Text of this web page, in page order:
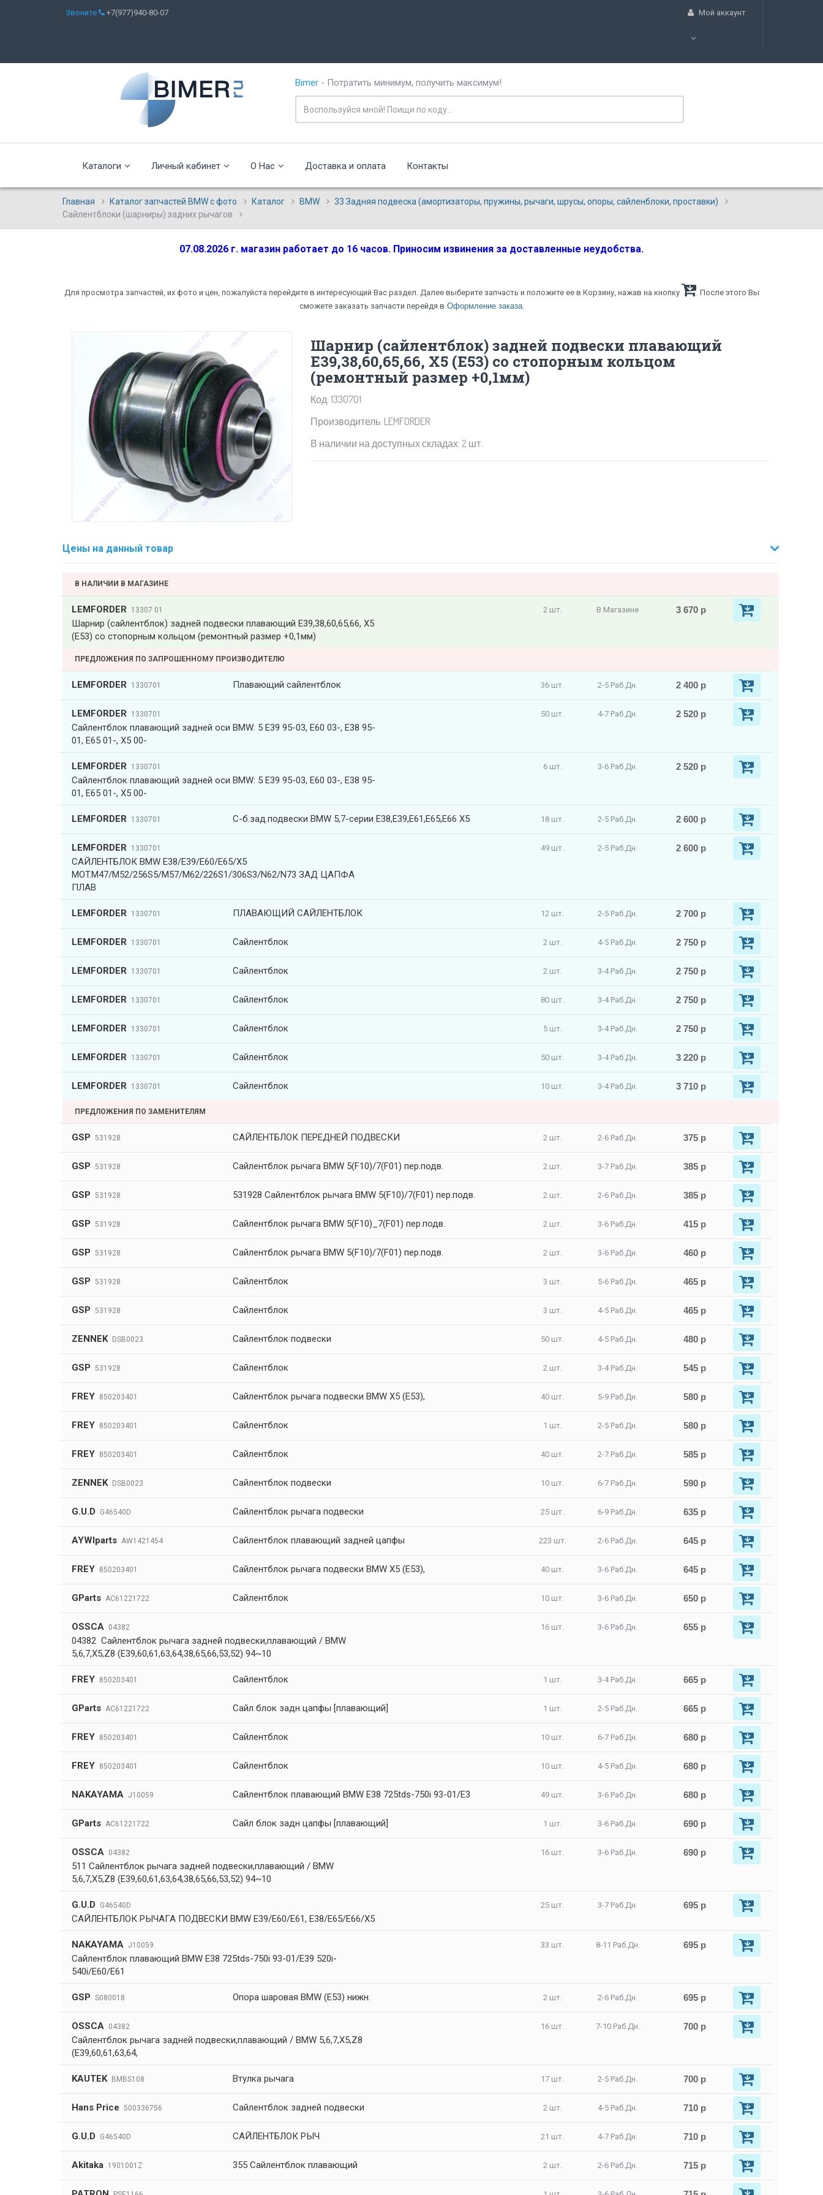
Звоните +7(977)940-80-07 Мой аккаунт
Bimer - Потратить минимум, получить максимум!
Каталоги Личный кабинет О Нас Доставка и оплата Контакты
Главная Каталог запчастей BMW с фото Каталог BMW
33 Задняя подвеска (амортизаторы, пружины, рычаги, шрусы, опоры, сайленблоки, проставки)
Сайлентблоки (шарниры) задних рычагов
07.08.2026 г. магазин работает до 16 часов. Приносим извинения за доставленные неудобства.
Для просмотра запчастей, их фото и цен, пожалуйста перейдите в интересующий Вас раздел. Далее выберите запчасть и положите ее в Корзину, нажав на кнопку
. После этого Вы
сможете заказать запчасти перейдя в Оформление заказа.
Шарнир (сайлентблок) задней подвески плавающий
Е39,38,60,65,66, X5 (E53) со стопорным кольцом
(ремонтный размер +0,1мм)
Код: 1330701
Производитель: LEMFORDER
В наличии на доступных складах: 2 шт.
Цены на данный товар
В НАЛИЧИИ В МАГАЗИНЕ
LEMFORDER 13307 01
Шарнир (сайлентблок) задней подвески плавающий Е39,38,60,65,66, X5
(E53) со стопорным кольцом (ремонтный размер +0,1мм)
2 шт. В Магазине 3 670 р
ПРЕДЛОЖЕНИЯ ПО ЗАПРОШЕННОМУ ПРОИЗВОДИТЕЛЮ
LEMFORDER 1330701 Плавающий сайлентблок 36 шт. 2-5 Раб.Дн. 2 400 р
LEMFORDER 1330701
Сайлентблок плавающий задней оси BMW: 5 E39 95-03, E60 03-, E38 95-
01, E65 01-, X5 00-
50 шт. 4-7 Раб.Дн. 2 520 р
LEMFORDER 1330701
Сайлентблок плавающий задней оси BMW: 5 E39 95-03, E60 03-, E38 95-
01, E65 01-, X5 00-
6 шт. 3-6 Раб.Дн. 2 520 р
LEMFORDER 1330701 С-б.зад.подвески BMW 5,7-серии E38,E39,E61,E65,E66 X5 18 шт. 2-5 Раб.Дн. 2 600 р
LEMFORDER 1330701
САЙЛЕНТБЛОК BMW E38/E39/E60/E65/X5
MOT.M47/M52/256S5/M57/M62/226S1/306S3/N62/N73 ЗАД ЦАПФА
ПЛАВ
49 шт. 2-5 Раб.Дн. 2 600 р
LEMFORDER 1330701 ПЛАВАЮЩИЙ САЙЛЕНТБЛОК 12 шт. 2-5 Раб.Дн. 2 700 р
LEMFORDER 1330701 Сайлентблок 2 шт. 4-5 Раб.Дн. 2 750 р
LEMFORDER 1330701 Сайлентблок 2 шт. 3-4 Раб.Дн. 2 750 р
LEMFORDER 1330701 Сайлентблок 80 шт. 3-4 Раб.Дн. 2 750 р
LEMFORDER 1330701 Сайлентблок 5 шт. 3-4 Раб.Дн. 2 750 р
LEMFORDER 1330701 Сайлентблок 50 шт. 3-4 Раб.Дн. 3 220 р
LEMFORDER 1330701 Сайлентблок 10 шт. 3-4 Раб.Дн. 3 710 р
ПРЕДЛОЖЕНИЯ ПО ЗАМЕНИТЕЛЯМ
GSP 531928 САЙЛЕНТБЛОК ПЕРЕДНЕЙ ПОДВЕСКИ 2 шт. 2-6 Раб.Дн. 375 р
GSP 531928 Сайлентблок рычага BMW 5(F10)/7(F01) пер.подв. 2 шт. 3-7 Раб.Дн. 385 р
GSP 531928 531928 Сайлентблок рычага BMW 5(F10)/7(F01) пер.подв. 2 шт. 2-6 Раб.Дн. 385 р
GSP 531928 Сайлентблок рычага BMW 5(F10)_7(F01) пер.подв. 2 шт. 3-6 Раб.Дн. 415 р
GSP 531928 Сайлентблок рычага BMW 5(F10)/7(F01) пер.подв. 2 шт. 3-6 Раб.Дн. 460 р
GSP 531928 Сайлентблок 3 шт. 5-6 Раб.Дн. 465 р
GSP 531928 Сайлентблок 3 шт. 4-5 Раб.Дн. 465 р
ZENNEK DSB0023 Сайлентблок подвески 50 шт. 4-5 Раб.Дн. 480 р
GSP 531928 Сайлентблок 2 шт. 3-4 Раб.Дн. 545 р
FREY 850203401 Сайлентблок рычага подвески BMW X5 (E53), 40 шт. 5-9 Раб.Дн. 580 р
FREY 850203401 Сайлентблок 1 шт. 2-5 Раб.Дн. 580 р
FREY 850203401 Сайлентблок 40 шт. 2-7 Раб.Дн. 585 р
ZENNEK DSB0023 Сайлентблок подвески 10 шт. 6-7 Раб.Дн. 590 р
G.U.D G46540D Сайлентблок рычага подвески 25 шт. 6-9 Раб.Дн. 635 р
AYWIparts AW1421454 Сайлентблок плавающий задней цапфы 223 шт. 2-6 Раб.Дн. 645 р
FREY 850203401 Сайлентблок рычага подвески BMW X5 (E53), 40 шт. 3-6 Раб.Дн. 645 р
GParts AC61221722 Сайлентблок 10 шт. 3-6 Раб.Дн. 650 р
OSSCA 04382
04382 Сайлентблок рычага задней подвески,плавающий / BMW
5,6,7,X5,Z8 (E39,60,61,63,64,38,65,66,53,52) 94~10
16 шт. 3-6 Раб.Дн. 655 р
FREY 850203401 Сайлентблок 1 шт. 3-4 Раб.Дн. 665 р
GParts AC61221722 Сайл блок задн цапфы [плавающий] 1 шт. 2-5 Раб.Дн. 665 р
FREY 850203401 Сайлентблок 10 шт. 6-7 Раб.Дн. 680 р
FREY 850203401 Сайлентблок 10 шт. 4-5 Раб.Дн. 680 р
NAKAYAMA J10059 Сайлентблок плавающий BMW E38 725tds-750i 93-01/E3 49 шт. 3-6 Раб.Дн. 680 р
GParts AC61221722 Сайл блок задн цапфы [плавающий] 1 шт. 3-6 Раб.Дн. 690 р
OSSCA 04382
511 Сайлентблок рычага задней подвески,плавающий / BMW
5,6,7,X5,Z8 (E39,60,61,63,64,38,65,66,53,52) 94~10
16 шт. 3-6 Раб.Дн. 690 р
G.U.D G46540D
САЙЛЕНТБЛОК РЫЧАГА ПОДВЕСКИ BMW E39/E60/E61, E38/E65/E66/X5
25 шт. 3-7 Раб.Дн. 695 р
NAKAYAMA J10059
Сайлентблок плавающий BMW E38 725tds-750i 93-01/E39 520i-
540i/E60/E61
33 шт. 8-11 Раб.Дн. 695 р
GSP S080018 Опора шаровая BMW (E53) нижн. 2 шт. 2-6 Раб.Дн. 695 р
OSSCA 04382
Сайлентблок рычага задней подвески,плавающий / BMW 5,6,7,X5,Z8
(E39,60,61,63,64,
16 шт. 7-10 Раб.Дн. 700 р
KAUTEK BMBS108 Втулка рычага 17 шт. 2-5 Раб.Дн. 700 р
Hans Price 500336756 Сайлентблок задней подвески 2 шт. 4-5 Раб.Дн. 710 р
G.U.D G46540D САЙЛЕНТБЛОК РЫЧ 21 шт. 4-7 Раб.Дн. 710 р
Akitaka 1901001Z 355 Сайлентблок плавающий 2 шт. 2-6 Раб.Дн. 715 р